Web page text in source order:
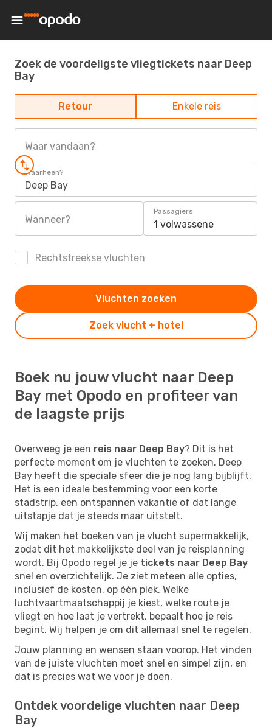
Zoek de voordeligste vliegtickets naar Deep
Bay
Retour Enkele reis
Waar vandaan?
Waarheen?
Deep Bay
Wanneer?
Passagiers
1 volwassene
Rechtstreekse vluchten
Zoek vlucht + hotel
Vluchten zoeken
Boek nu jouw vlucht naar Deep
Bay met Opodo en profiteer van
de laagste prijs
Overweeg je een reis naar Deep Bay? Dit is het
perfecte moment om je vluchten te zoeken. Deep
Bay heeft die speciale sfeer die je nog lang bijblijft.
Het is een ideale bestemming voor een korte
stadstrip, een ontspannen vakantie of dat lange
uitstapje dat je steeds maar uitstelt.
Wij maken het boeken van je vlucht supermakkelijk,
zodat dit het makkelijkste deel van je reisplanning
wordt. Bij Opodo regel je je tickets naar Deep Bay
snel en overzichtelijk. Je ziet meteen alle opties,
inclusief de kosten, op één plek. Welke
luchtvaartmaatschappij je kiest, welke route je
vliegt en hoe laat je vertrekt, bepaalt hoe je reis
begint. Wij helpen je om dit allemaal snel te regelen.
Jouw planning en wensen staan voorop. Het vinden
van de juiste vluchten moet snel en simpel zijn, en
dat is precies wat we voor je doen.
Ontdek voordelige vluchten naar Deep
Bay